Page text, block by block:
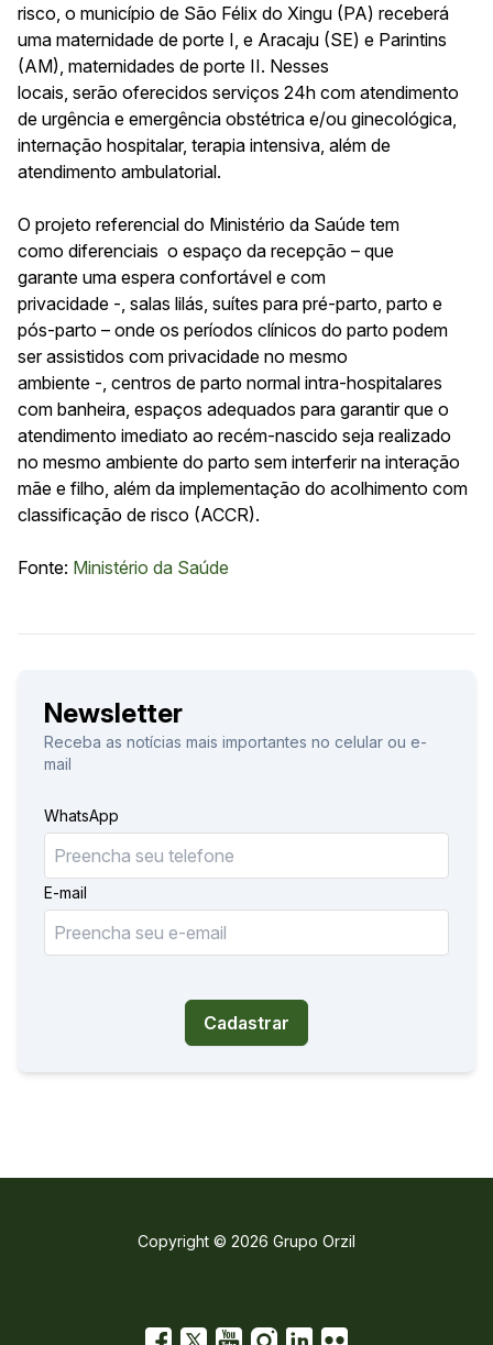
risco, o município de São Félix do Xingu (PA) receberá
uma maternidade de porte I, e Aracaju (SE) e Parintins
(AM), maternidades de porte II. Nesses
locais, serão oferecidos serviços 24h com atendimento
de urgência e emergência obstétrica e/ou ginecológica,
internação hospitalar, terapia intensiva, além de
atendimento ambulatorial.
O projeto referencial do Ministério da Saúde tem
como diferenciais o espaço da recepção – que
garante uma espera confortável e com
privacidade -, salas lilás, suítes para pré-parto, parto e
pós-parto – onde os períodos clínicos do parto podem
ser assistidos com privacidade no mesmo
ambiente -, centros de parto normal intra-hospitalares
com banheira, espaços adequados para garantir que o
atendimento imediato ao recém-nascido seja realizado
no mesmo ambiente do parto sem interferir na interação
mãe e filho, além da implementação do acolhimento com
classificação de risco (ACCR).
Fonte: Ministério da Saúde
Newsletter
Receba as notícias mais importantes no celular ou e-
mail
WhatsApp
E-mail
Cadastrar
Copyright © 2026 Grupo Orzil